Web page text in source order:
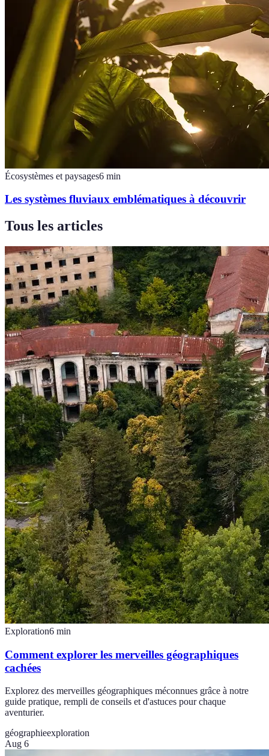
Écosystèmes et paysages6 min
Les systèmes fluviaux emblématiques à découvrir
Tous les articles
Exploration6 min
Comment explorer les merveilles géographiques
cachées
Explorez des merveilles géographiques méconnues grâce à notre
guide pratique, rempli de conseils et d'astuces pour chaque
aventurier.
géographieexploration
Aug 6